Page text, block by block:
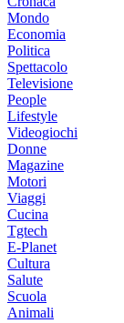
Mondo
Economia
Politica
Spettacolo
Televisione
People
Lifestyle
Videogiochi
Donne
Magazine
Motori
Viaggi
Cucina
Tgtech
E-Planet
Cultura
Salute
Scuola
Animali